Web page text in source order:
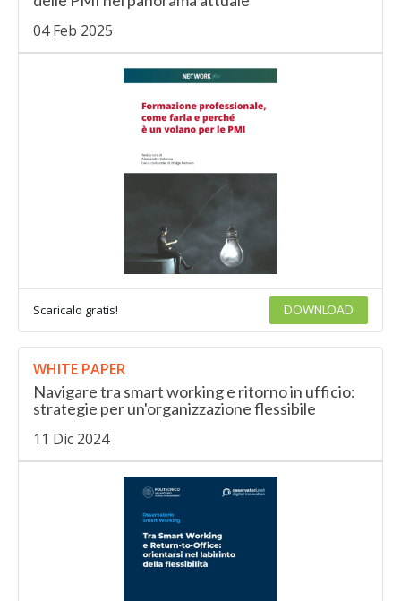
04 Feb 2025
Scaricalo gratis! DOWNLOAD
WHITE PAPER
Navigare tra smart working e ritorno in ufficio:
strategie per un'organizzazione flessibile
11 Dic 2024